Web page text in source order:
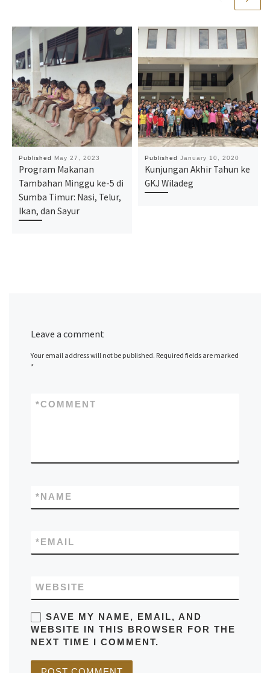
Published May 27, 2023
Program Makanan
Tambahan Minggu ke-5 di
Sumba Timur: Nasi, Telur,
Ikan, dan Sayur
PublishedJanuary 10, 2020
Kunjungan Akhir Tahun ke
GKJ Wiladeg
Leave a comment
Your email address will not be published. Required fields are marked
*
COMMENT
*
NAME
*
EMAIL
*
WEBSITE
SAVE MY NAME, EMAIL, AND
WEBSITE IN THIS BROWSER FOR THE
NEXT TIME I COMMENT.